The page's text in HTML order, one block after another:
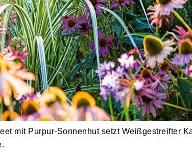
mit Purpur-Sonnenhut setzt Weißgestreifter